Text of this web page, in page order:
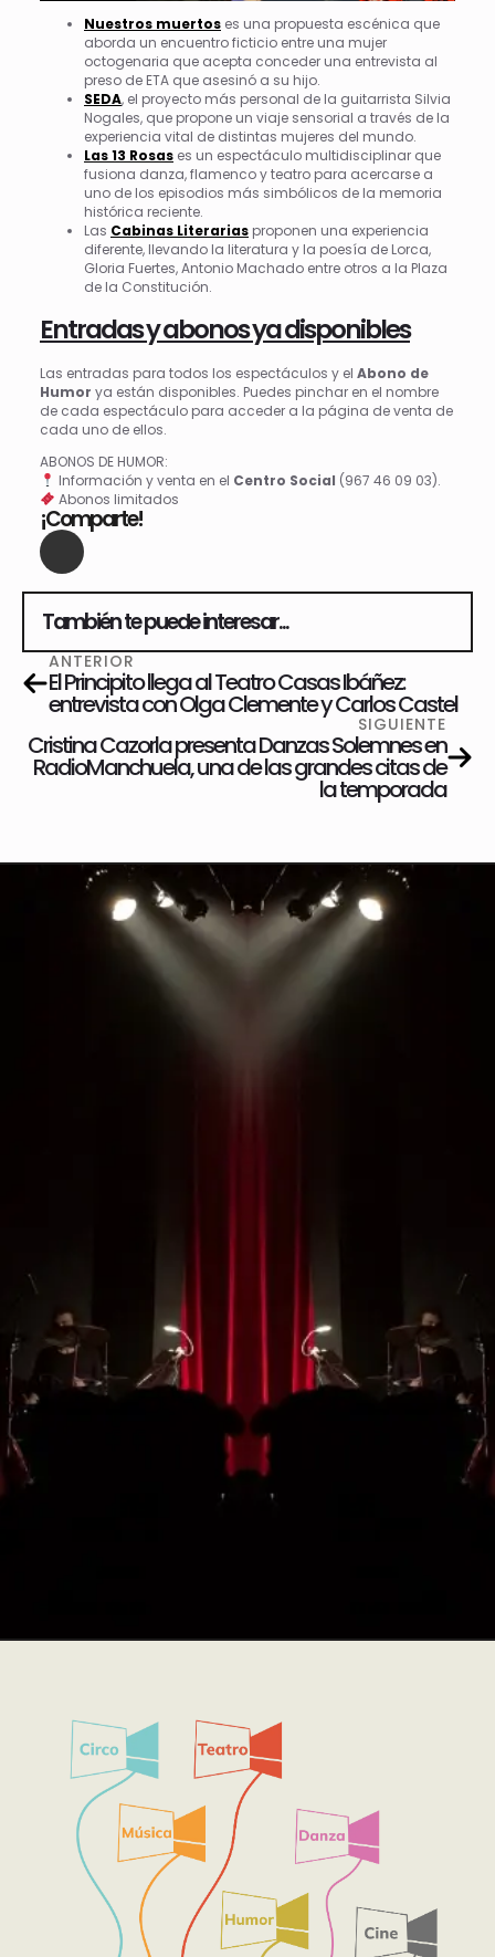
Nuestros muertos es una propuesta escénica que
aborda un encuentro ficticio entre una mujer
octogenaria que acepta conceder una entrevista al
preso de ETA que asesinó a su hijo.
SEDA, el proyecto más personal de la guitarrista Silvia
Nogales, que propone un viaje sensorial a través de la
experiencia vital de distintas mujeres del mundo.
Las 13 Rosas es un espectáculo multidisciplinar que
fusiona danza, flamenco y teatro para acercarse a
uno de los episodios más simbólicos de la memoria
histórica reciente.
Las Cabinas Literarias proponen una experiencia
diferente, llevando la literatura y la poesía de Lorca,
Gloria Fuertes, Antonio Machado entre otros a la Plaza
de la Constitución.
Entradas y abonos ya disponibles
Las entradas para todos los espectáculos y el Abono de
Humor ya están disponibles. Puedes pinchar en el nombre
de cada espectáculo para acceder a la página de venta de
cada uno de ellos.
ABONOS DE HUMOR:
Información y venta en el Centro Social (967 46 09 03).
Abonos limitados
¡Comparte!
También te puede interesar...
ANTERIOR
El Principito llega al Teatro Casas Ibáñez:
entrevista con Olga Clemente y Carlos Castel
SIGUIENTE
Cristina Cazorla presenta Danzas Solemnes en
RadioManchuela, una de las grandes citas de
la temporada
No te pierdas ningún
espectáculo de la
temporada
¡HAZTE CON TU ABONO!